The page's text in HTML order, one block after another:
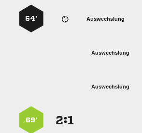
Auswechslung
64’
Auswechslung
Auswechslung
:
69’